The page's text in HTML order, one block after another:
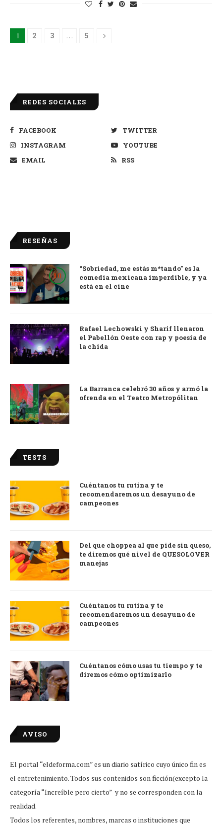
1 2 3 … 5
REDES SOCIALES
FACEBOOK
TWITTER
INSTAGRAM
YOUTUBE
EMAIL
RSS
RESEÑAS
9.0
“Sobriedad, me estás m*tando” es la
comedia mexicana imperdible, y ya
está en el cine
Rafael Lechowski y Sharif llenaron
el Pabellón Oeste con rap y poesía de
la chida
La Barranca celebró 30 años y armó la
ofrenda en el Teatro Metropólitan
TESTS
Cuéntanos tu rutina y te
recomendaremos un desayuno de
campeones
Del que choppea al que pide sin queso,
te diremos qué nivel de QUESOLOVER
manejas
Cuéntanos tu rutina y te
recomendaremos un desayuno de
campeones
Cuéntanos cómo usas tu tiempo y te
diremos cómo optimizarlo
AVISO
El portal “eldeforma.com” es un diario satírico cuyo único fin es
el entretenimiento. Todos sus contenidos son ficción(excepto la
categoría “Increíble pero cierto” y no se corresponden con la
realidad.
Todos los referentes, nombres, marcas o instituciones que